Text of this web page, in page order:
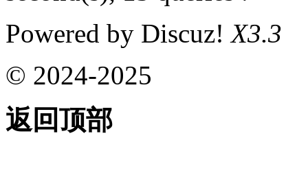
Powered by Discuz!X3.3
© 2024-2025
返回顶部